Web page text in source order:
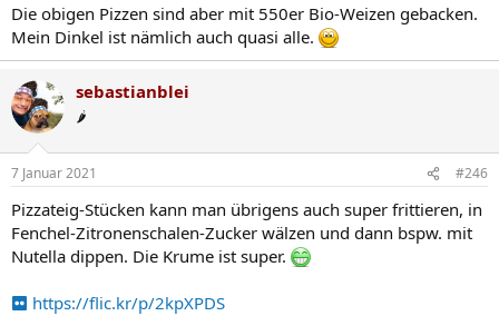
~ 2:10 Pizza Proscuitto
sebastianblei
Die obigen Pizzen sind aber mit 550er Bio-Weizen gebacken.
Mein Dinkel ist nämlich auch quasi alle.
sebastianblei
🌶️
7 Januar 2021 #246
Pizzateig-Stücken kann man übrigens auch super frittieren, in
Fenchel-Zitronenschalen-Zucker wälzen und dann bspw. mit
Nutella dippen. Die Krume ist super.
https://flic.kr/p/2kpXPDS